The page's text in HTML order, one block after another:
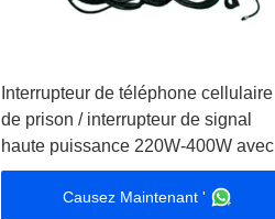
Interrupteur de téléphone cellulaire
de prison / interrupteur de signal
haute puissance 220W-400W avec
antennes externes
Causez Maintenant '